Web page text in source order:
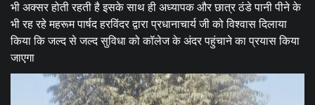
भी अक्सर होती रहती है इसके साथ ही अध्यापक और छात्र ठंडे पानी पीने के
भी रह रहे महरूम पार्षद हरविंदर द्वारा प्रधानाचार्य जी को विश्वास दिलाया
किया कि जल्द से जल्द सुविधा को कॉलेज के अंदर पहुंचाने का प्रयास किया
जाएगा